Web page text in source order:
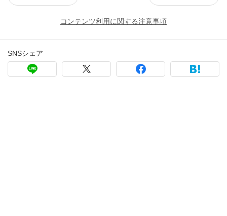
コンテンツ利用に関する注意事項
SNSシェア